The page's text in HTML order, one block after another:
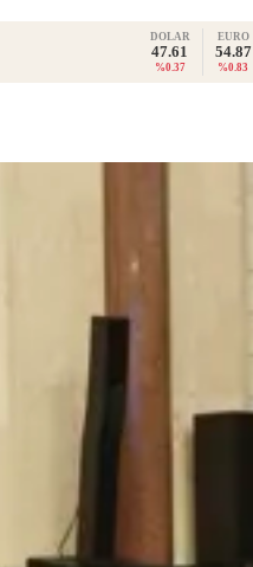
DOLAR
47.61
%0.37
EURO
54.87
%0.83